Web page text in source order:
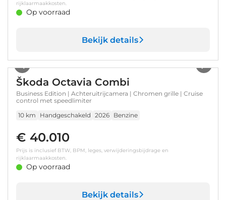
rijklaarmaakkosten.
Op voorraad
Bekijk details
Škoda Octavia Combi
Business Edition | Achteruitrijcamera | Chromen grille | Cruise
control met speedlimiter
10 km
Handgeschakeld 2026 Benzine
€ 40.010
Prijs is inclusief BTW, BPM, leges, verwijderingsbijdrage en
rijklaarmaakkosten.
Op voorraad
Bekijk details